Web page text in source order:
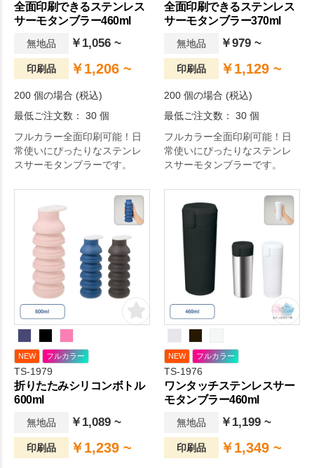
全面印刷できるステンレス
サーモタンブラー460ml
無地品 ￥1,056 ~
印刷品 ￥1,206 ~
200 個の場合 (税込)
最低ご注文数： 30 個
フルカラー全面印刷可能！日
常使いにぴったりなステンレ
スサーモタンブラーです。
全面印刷できるステンレス
サーモタンブラー370ml
無地品 ￥979 ~
印刷品 ￥1,129 ~
200 個の場合 (税込)
最低ご注文数： 30 個
フルカラー全面印刷可能！日
常使いにぴったりなステンレ
スサーモタンブラーです。
NEW フルカラー
TS-1979
折りたたみシリコンボトル
600ml
無地品 ￥1,089 ~
印刷品 ￥1,239 ~
NEW フルカラー
TS-1976
ワンタッチステンレスサー
モタンブラー460ml
無地品 ￥1,199 ~
印刷品 ￥1,349 ~